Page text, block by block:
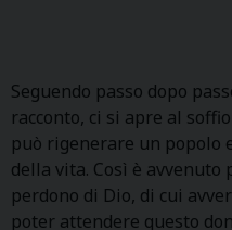
Seguendo passo dopo
racconto, ci si apre al
può rigenerare un popolo
della vita. Così è avvenuto
perdono di Dio, di cui
poter attendere questo